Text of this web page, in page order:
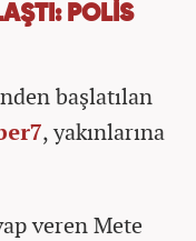
POLİS
başlatılan
, yakınlarına
veren Mete